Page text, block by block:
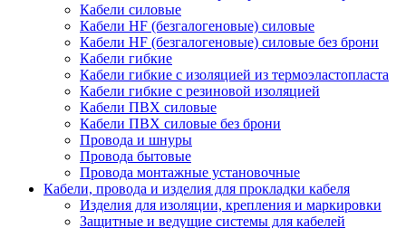
Кабели силовые
Кабели HF (безгалогеновые) силовые
Кабели HF (безгалогеновые) силовые без брони
Кабели гибкие
Кабели гибкие с изоляцией из термоэластопласта
Кабели гибкие с резиновой изоляцией
Кабели ПВХ силовые
Кабели ПВХ силовые без брони
Провода и шнуры
Провода бытовые
Провода монтажные установочные
Кабели, провода и изделия для прокладки кабеля
Изделия для изоляции, крепления и маркировки
Защитные и ведущие системы для кабелей